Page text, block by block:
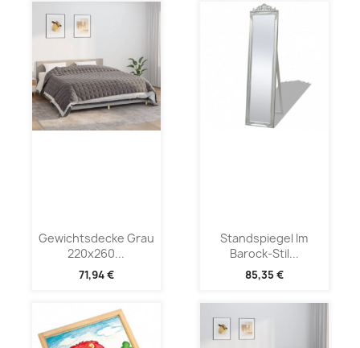
Gewichtsdecke Grau
220x260...
71,94 €
Standspiegel Im
Barock-Stil...
85,35 €